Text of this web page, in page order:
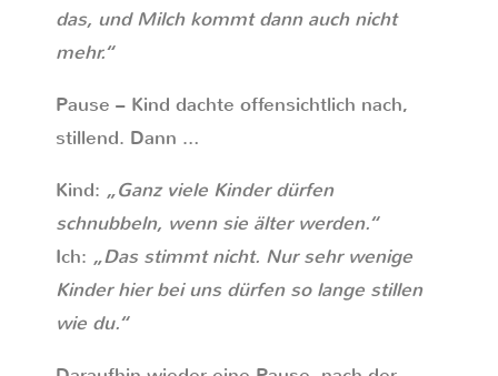
das, und Milch kommt dann auch nicht
mehr.“
Pause – Kind dachte offensichtlich nach,
stillend. Dann …
Kind: „Ganz viele Kinder dürfen
schnubbeln, wenn sie älter werden.“
Ich: „Das stimmt nicht. Nur sehr wenige
Kinder hier bei uns dürfen so lange stillen
wie du.“